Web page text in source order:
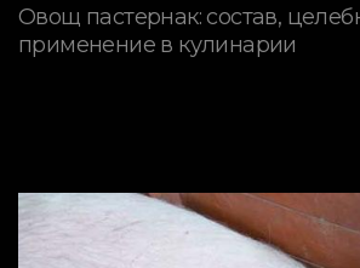
Овощ пастернак: состав,
применение в кулинарии